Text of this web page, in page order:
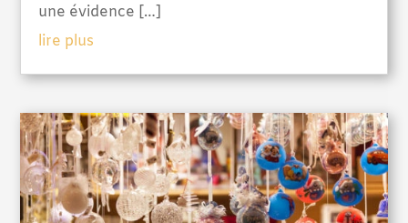
une évidence […]
lire plus